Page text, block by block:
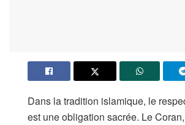
Dans la tradition islamique, le
est une obligation sacrée. Le